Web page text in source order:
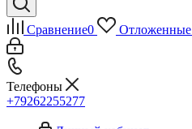
Сравнение0 Отложенные
Телефоны
+79262255277